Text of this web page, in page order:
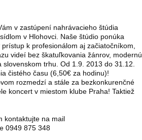
v zastúpení nahrávacieho štúdia
v Hlohovci. Naše štúdio ponúka
k profesionálom aj začiatočníkom,
videí bez škatuľkovania žánrov, modernú
trhu. Od 1.9. 2013 do 31.12.
čistého času (6,50€ za hodinu)!
rozmedzí a stále za bezkonkurenčné
koncert v miestom klube Praha! Taktiež
kontaktujte na mail
0949 875 348